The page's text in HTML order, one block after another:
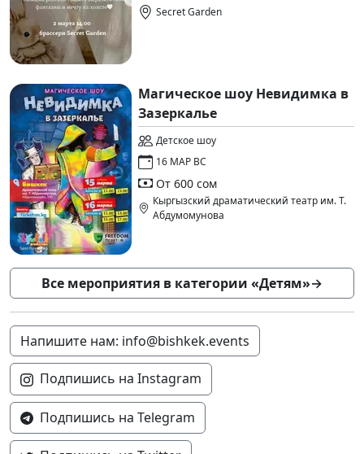
Secret Garden
Магическое шоу Невидимка в
Зазеркалье
Детское шоу
16 МАР ВС
От 600 сом
Кыргызский драматический театр им. Т.
Абдумомунова
Все мероприятия в категории «Детям»→
Напишите нам: info@bishkek.events
Подпишись на Instagram
Подпишись на Telegram